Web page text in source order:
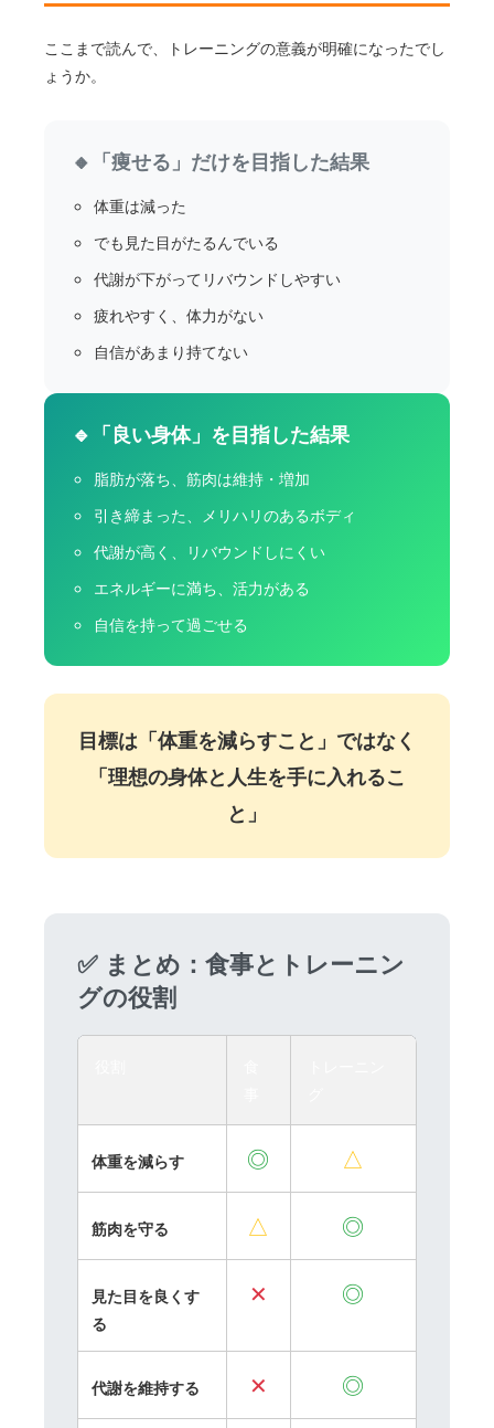
ここまで読んで、トレーニングの意義が明確になったでし
ょうか。
🔸「痩せる」だけを目指した結果
体重は減った
でも見た目がたるんでいる
代謝が下がってリバウンドしやすい
疲れやすく、体力がない
自信があまり持てない
🔹「良い身体」を目指した結果
脂肪が落ち、筋肉は維持・増加
引き締まった、メリハリのあるボディ
代謝が高く、リバウンドしにくい
エネルギーに満ち、活力がある
自信を持って過ごせる
目標は「体重を減らすこと」ではなく
「理想の身体と人生を手に入れるこ
と」
✅ まとめ：食事とトレーニン
グの役割
体重を減らす ◎ △
筋肉を守る △ ◎
見た目を良くす
る
✕ ◎
代謝を維持する ✕ ◎